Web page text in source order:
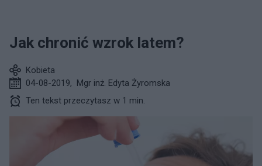
Jak chronić wzrok latem?
Kobieta
04-08-2019, Mgr inż. Edyta Żyromska
Ten tekst przeczytasz w 1 min.